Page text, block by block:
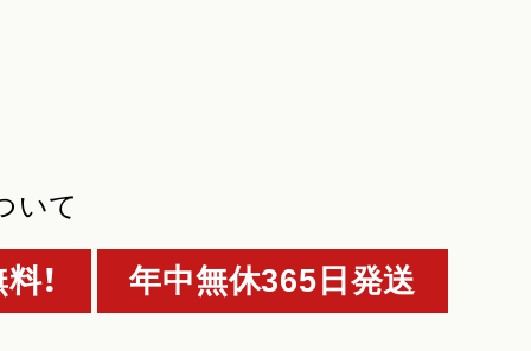
いて
！ 年中無休365日発送